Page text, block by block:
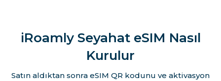
iRoamly Seyahat eSIM Nasıl
Kurulur
Satın aldıktan sonra eSIM QR kodunu ve aktivasyon